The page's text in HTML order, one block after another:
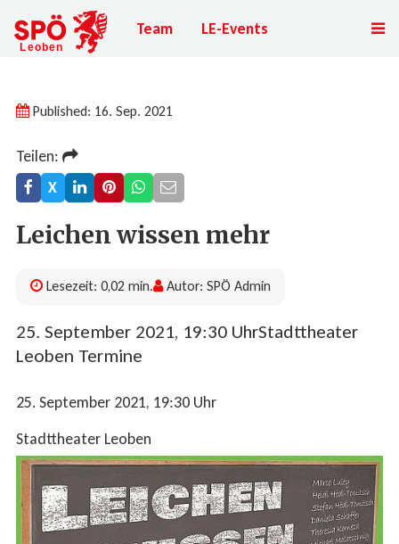
Team LE-Events
Published: 16. Sep. 2021
Teilen:
X
Leichen wissen mehr
Lesezeit: 0,02 min. Autor: SPÖ Admin
25. September 2021, 19:30 UhrStadttheater
Leoben Termine
25. September 2021, 19:30Uhr
Stadttheater Leoben